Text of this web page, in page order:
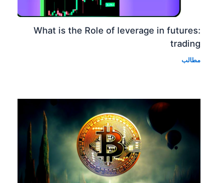
:What is the Role of leverage in futures
trading
مطالب